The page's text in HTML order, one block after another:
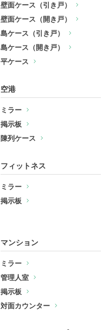
壁面ケース（引き戸）
壁面ケース（開き戸）
島ケース（引き戸）
島ケース（開き戸）
平ケース
空港
ミラー
掲示板
陳列ケース
フィットネス
ミラー
掲示板
マンション
ミラー
管理人室
掲示板
対面カウンター